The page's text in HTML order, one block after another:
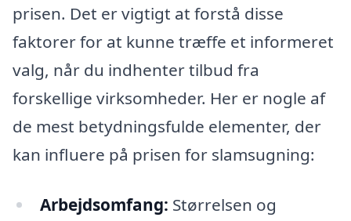
prisen. Det er vigtigt at forstå disse
faktorer for at kunne træffe et informeret
valg, når du indhenter tilbud fra
forskellige virksomheder. Her er nogle af
de mest betydningsfulde elementer, der
kan influere på prisen for slamsugning:
Arbejdsomfang: Størrelsen og